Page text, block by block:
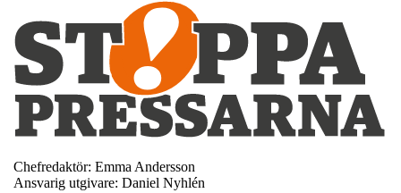
Chefredaktör: Emma Andersson
Ansvarig utgivare: Daniel Nyhlén